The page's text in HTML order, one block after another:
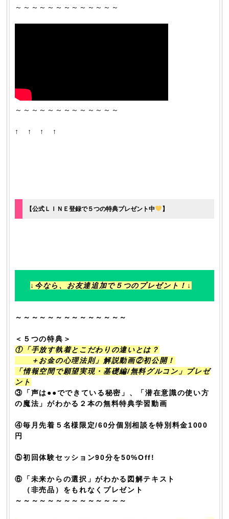
～～～～～～～～～～～～～
～～～～～～～～～～～～～
↑ ↑ ↑ ↑
【公式ＬＩＮＥ登録で５つの特典プレゼント中 】
↓今なら、お友達追加で５つのプレゼント！↓
～～～～～～～～～～～～～～
＜５つの特典＞
①「手放す執着とこだわりの違いとは？
＋お金の心理法則」解説動画②初公開！
「情報空間で願望実現・基礎編/無料グルコン」プレゼ
ント
③「声は●●でできている秘密」、「潜在意識の使い方
の魔法」がわかる２本の無料特典学習動画
④毎月先着５名様限定/60分個別相談を特別料金1000
円
⑤初回体験セッション90分を50%Off!
⑥「未来からの選択」がわかる図解テキスト
（非売品）をもれなくプレゼント
～～～～～～～～～～～～～～